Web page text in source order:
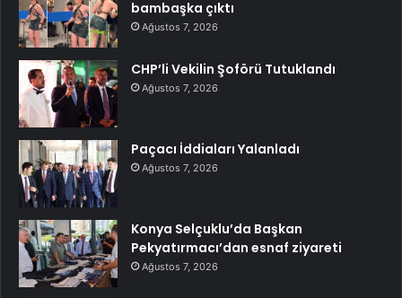
bambaşka çıktı
Ağustos 7, 2026
CHP’li Vekilin Şoförü Tutuklandı
Ağustos 7, 2026
Paçacı İddiaları Yalanladı
Ağustos 7, 2026
Konya Selçuklu’da Başkan
Pekyatırmacı’dan esnaf ziyareti
Ağustos 7, 2026